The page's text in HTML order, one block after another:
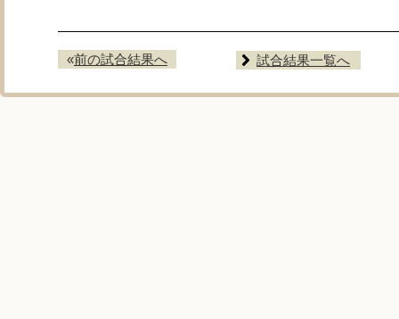
«前の試合結果へ 試合結果一覧へ